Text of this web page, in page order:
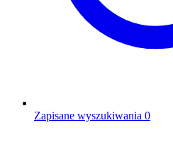
Zapisane wyszukiwania 0